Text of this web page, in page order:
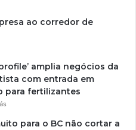
ao corredor de
amplia negócios da
com entrada em
para fertilizantes
para o BC não cortar a